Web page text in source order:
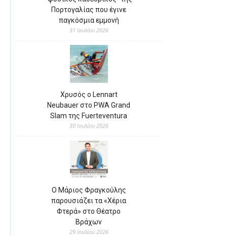
Πορτογαλίας που έγινε
παγκόσμια εμμονή
31 Ιουλίου 2026
Χρυσός ο Lennart
Neubauer στο PWA Grand
Slam της Fuerteventura
30 Ιουλίου 2026
Ο Μάριος Φραγκούλης
παρουσιάζει τα «Χέρια
Φτερά» στο Θέατρο
Βράχων
29 Ιουλίου 2026